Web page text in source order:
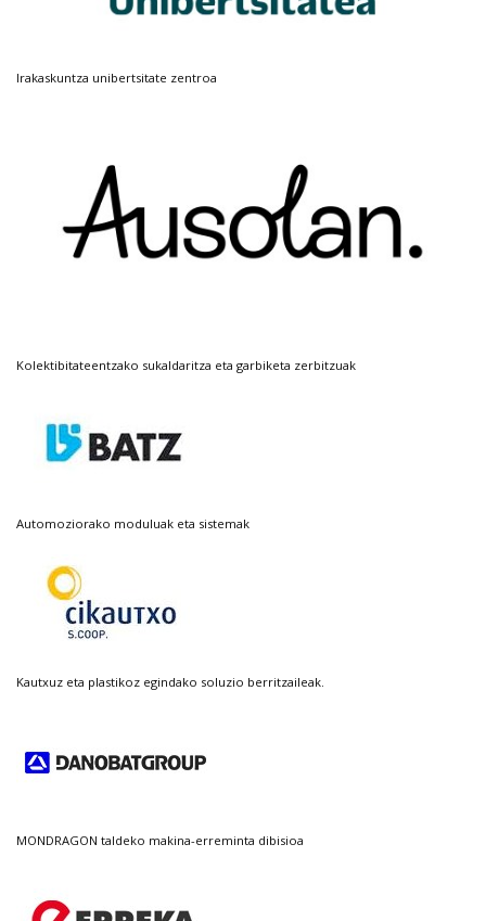
Irakaskuntza unibertsitate zentroa
Kolektibitateentzako sukaldaritza eta garbiketa zerbitzuak
Automoziorako moduluak eta sistemak
Kautxuz eta plastikoz egindako soluzio berritzaileak.
MONDRAGON taldeko makina-erreminta dibisioa